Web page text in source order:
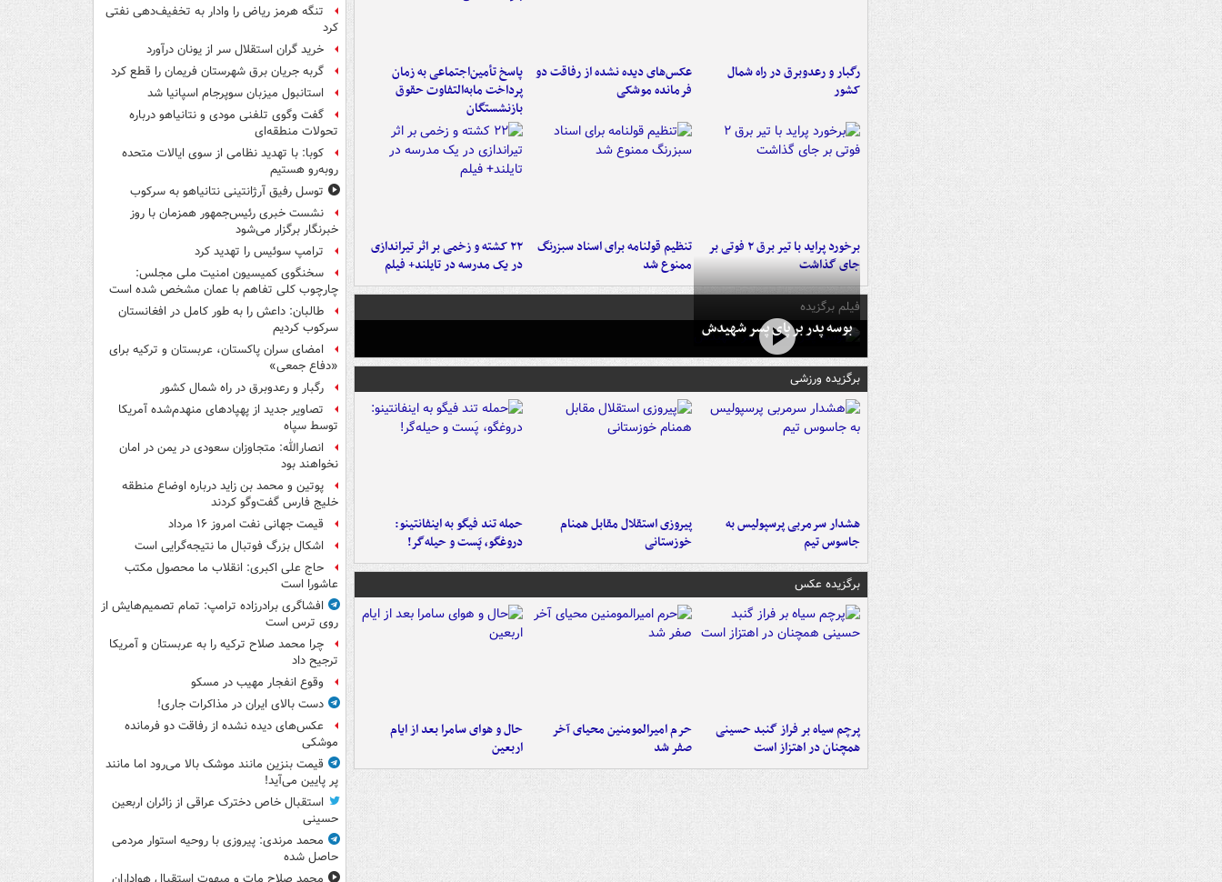
رگبار و رعدوبرق در راه شمال
کشور
عکس‌های دیده نشده از رفاقت دو
فرمانده‌ موشکی
پاسخ تأمین‌اجتماعی به زمان
پرداخت مابه‌التفاوت حقوق
بازنشستگان
برخورد پراید با تیر برق ۲ فوتی بر
جای گذاشت
تنظیم قولنامه برای اسناد سبزرنگ
ممنوع شد
۲۲ کشته و زخمی بر اثر تیراندازی
در یک مدرسه در تایلند+ فیلم
فیلم برگزیده
بوسه‌ پدر بر پای پسر شهیدش
برگزیده ورزشی
هشدار سرمربی پرسپولیس به
جاسوس تیم
پیروزی استقلال مقابل همنام
خوزستانی
حمله تند فیگو به اینفانتینو:
دروغگو، پَست‌ و حیله‌گر!
برگزیده عکس
پرچم سیاه بر فراز گنبد حسینی
همچنان در اهتزاز است
حرم امیرالمومنین محیای آخر
صفر شد
حال و هوای سامرا بعد از ایام
اربعین
تنگه هرمز ریاض را وادار به تخفیف‌دهی نفتی
کرد
خرید گران استقلال سر از یونان درآورد
گربه جریان برق شهرستان فریمان را قطع کرد
استانبول میزبان سوپرجام اسپانیا شد
گفت وگوی تلفنی مودی و نتانیاهو درباره
تحولات منطقه‌ای
کوبا: با تهدید نظامی از سوی ایالات متحده
روبه‌رو هستیم
توسل رفیق آرژانتینی نتانیاهو به سرکوب
نشست خبری رئیس‌جمهور همزمان با روز
خبرنگار برگزار می‌شود
ترامپ سوئیس را تهدید کرد
سخنگوی کمیسیون امنیت ملی مجلس:
چارچوب کلی تفاهم با عمان مشخص شده است
طالبان: داعش را به طور کامل در افغانستان
سرکوب کردیم
امضای سران پاکستان، عربستان و ترکیه برای
«دفاع جمعی»
رگبار و رعدوبرق در راه شمال کشور
تصاویر جدید از پهپادهای منهدم‌شده آمریکا
توسط سپاه
انصارالله: متجاوزان سعودی در یمن در امان
نخواهند بود
پوتین و محمد بن زاید درباره اوضاع منطقه
خلیج فارس گفت‌وگو کردند
قیمت جهانی نفت امروز ۱۶ مرداد
اشکال بزرگ فوتبال ما نتیجه‌گرایی است
حاج علی اکبری: انقلاب ما محصول مکتب
عاشورا است
افشاگری برادرزاده ترامپ: تمام تصمیم‌هایش از
روی ترس است
چرا محمد صلاح ترکیه را به عربستان و آمریکا
ترجیح داد
وقوع انفجار مهیب در مسکو
دست بالای ایران در مذاکرات جاری!
عکس‌های دیده نشده از رفاقت دو فرمانده‌
موشکی
قیمت بنزین مانند موشک بالا می‌رود اما مانند
پر پایین می‌آید!
استقبال خاص دخترک عراقی از زائران اربعین
حسینی
محمد مرندی: پیروزی با روحیه استوار مردمی
حاصل شده